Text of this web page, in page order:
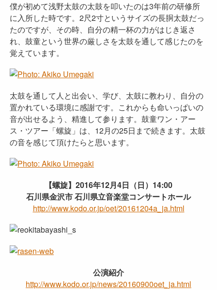
僕が初めて浅野太鼓の太鼓を叩いたのは3年前の研修所
に入所した時です。2尺2寸というサイズの長胴太鼓だっ
たのですが、その時、自分の精一杯の力がはじき返さ
れ、鼓童という世界の厳しさを太鼓を通して感じたのを
覚えています。
太鼓を通して人と出会い、学び、太鼓に教わり、自分の
置かれている環境に感謝です。これからも命いっぱいの
音が出せるよう、精進して参ります。鼓童ワン・アー
ス・ツアー「螺旋」は、12月の25日まで続きます。太鼓
の音を感じて頂けたらと思います。
【螺旋】2016年12月4日（日）14:00
石川県金沢市 石川県立音楽堂コンサートホール
http://www.kodo.or.jp/oet/20161204a_ja.html
公演紹介
http://www.kodo.or.jp/news/20160900oet_ja.html